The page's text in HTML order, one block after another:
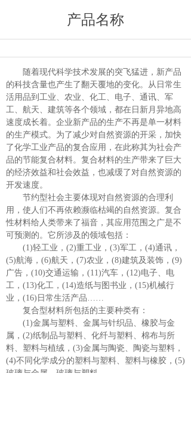
产品名称
随着现代科学技术发展的突飞猛进，新产品
的科技含量也产生了翻天覆地的变化。从日常生
活用品到工业、农业、化工、电子、通讯、军
工、航天、建筑等各个领域，都在日新月异地高
速度成长着。企业新产品的生产不再是单一材料
的生产模式。为了减少对自然资源的开采，加快
了化学工业产品的复合应用，在此称其为社会产
品的节能复合材料。复合材料的生产带来了巨大
的经济效益和社会效益，也减缓了对自然资源的
开发速度。
节约型社会主要体现对自然资源的合理利
用，使人们不再依赖濒临枯竭的自然资源。复合
性材料给人类带来了福音，其应用范围之广是不
可预测的。它所涉及的领域包括：
(1)轻工业，(2)重工业，(3)军工，(4)通讯，
(5)航海，(6)航天，(7)农业，(8)建筑及装饰，(9)
广告，(10)交通运输，(11)汽车，(12)电子、电
工，(13)化工，(14)造纸与图书业，(15)机械行
业，(16)日常生活产品……
复合型材料所包括的主要种类有：
(1)金属与塑料、金属与针织品、橡胶与金
属，(2)纸制品与塑料、化纤与塑料、棉布与所
料、塑料与植绒，(3)金属与陶瓷、陶瓷与塑料，
(4)不同化学成分的塑料与塑料、塑料与橡胶，(5)
玻璃与金属、玻璃与塑料……